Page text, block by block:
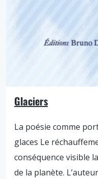
Glaciers
La poésie comme
glaces Le
conséquence visible
de la planète.